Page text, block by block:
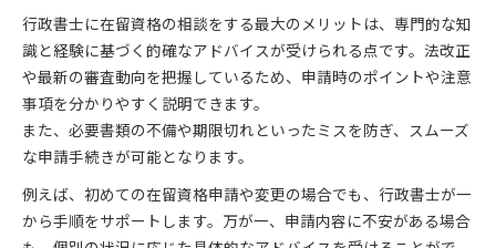
行政書士に在留資格の相談をする最大のメリットは、専門的な知
識と経験に基づく的確なアドバイスが受けられる点です。法改正
や最新の審査動向を把握しているため、申請時のポイントや注意
事項を分かりやすく説明できます。
また、必要書類の不備や期限切れといったミスを防ぎ、スムーズ
な申請手続きが可能となります。
例えば、初めての在留資格申請や変更の場合でも、行政書士が一
から手順をサポートします。万が一、申請内容に不安がある場合